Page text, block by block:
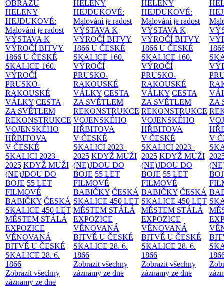
OBRAZŮ
HELENY
HEJDUKOVÉ:
Malování je radost
VÝSTAVA K
VÝROČÍ BITVY
1866 U ČESKÉ
SKALICE 160.
VÝROČÍ
PRUSKO-
RAKOUSKÉ
VÁLKY CESTA
ZA SVĚTLEM
REKONSTRUKCE
VOJENSKÉHO
HŘBITOVA
V ČESKÉ
SKALICI 2023–
2025 KDYŽ MUŽI
(NE)JDOU DO
BOJE 55 LET
FILMOVÉ
BABIČKY ČESKÁ
SKALICE 450 LET
MĚSTEM STÁLÁ
EXPOZICE
VĚNOVANÁ
BITVĚ U ČESKÉ
SKALICE 28. 6.
1866
Zobrazit všechny
záznamy ze dne
HELENY
HEJDUKOVÉ:
Malování je radost
VÝSTAVA K
VÝROČÍ BITVY
1866 U ČESKÉ
SKALICE 160.
VÝROČÍ
PRUSKO-
RAKOUSKÉ
VÁLKY CESTA
ZA SVĚTLEM
REKONSTRUKCE
VOJENSKÉHO
HŘBITOVA
V ČESKÉ
SKALICI 2023–
2025 KDYŽ MUŽI
(NE)JDOU DO
BOJE 55 LET
FILMOVÉ
BABIČKY ČESKÁ
SKALICE 450 LET
MĚSTEM STÁLÁ
EXPOZICE
VĚNOVANÁ
BITVĚ U ČESKÉ
SKALICE 28. 6.
1866
Zobrazit všechny
záznamy ze dne
HELENY
HEJDUKOVÉ:
Malování je radost
VÝSTAVA K
VÝROČÍ BITVY
1866 U ČESKÉ
SKALICE 160.
VÝROČÍ
PRUSKO-
RAKOUSKÉ
VÁLKY CESTA
ZA SVĚTLEM
REKONSTRUKCE
VOJENSKÉHO
HŘBITOVA
V ČESKÉ
SKALICI 2023–
2025 KDYŽ MUŽI
(NE)JDOU DO
BOJE 55 LET
FILMOVÉ
BABIČKY ČESKÁ
SKALICE 450 LET
MĚSTEM STÁLÁ
EXPOZICE
VĚNOVANÁ
BITVĚ U ČESKÉ
SKALICE 28. 6.
1866
Zobrazit všechny
záznamy ze dne
ZA
V